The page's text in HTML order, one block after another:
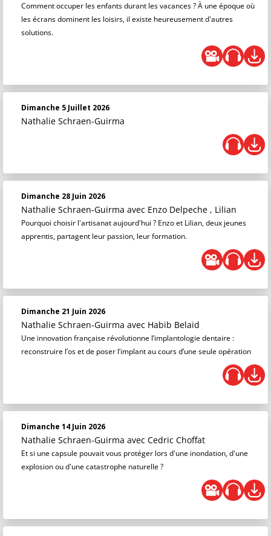
Comment occuper les enfants durant les vacances ? À une époque où
les écrans dominent les loisirs, il existe heureusement d'autres
solutions.
Dimanche 5 Juillet 2026
Nathalie Schraen-Guirma
Dimanche 28 Juin 2026
Nathalie Schraen-Guirma avec Enzo Delpeche , Lilian
Pourquoi choisir l'artisanat aujourd'hui ? Enzo et Lilian, deux jeunes
apprentis, partagent leur passion, leur formation.
Dimanche 21 Juin 2026
Nathalie Schraen-Guirma avec Habib Belaid
Une innovation française révolutionne l’implantologie dentaire :
reconstruire l’os et de poser l’implant au cours d’une seule opération
Dimanche 14 Juin 2026
Nathalie Schraen-Guirma avec Cedric Choffat
Et si une capsule pouvait vous protéger lors d'une inondation, d'une
explosion ou d'une catastrophe naturelle ?